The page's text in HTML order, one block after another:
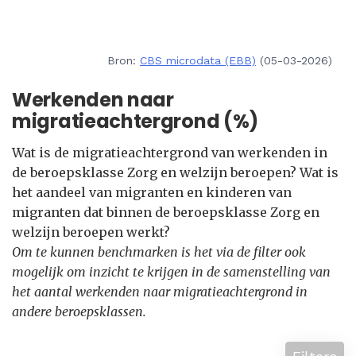
Bron: CBS microdata (EBB) (05-03-2026)
Werkenden naar
migratieachtergrond (%)
Wat is de migratieachtergrond van werkenden in
de beroepsklasse Zorg en welzijn beroepen? Wat is
het aandeel van migranten en kinderen van
migranten dat binnen de beroepsklasse Zorg en
welzijn beroepen werkt?
Om te kunnen benchmarken is het via de filter ook
mogelijk om inzicht te krijgen in de samenstelling van
het aantal werkenden naar migratieachtergrond in
andere beroepsklassen.